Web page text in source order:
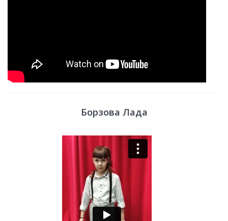
Борзова Лада